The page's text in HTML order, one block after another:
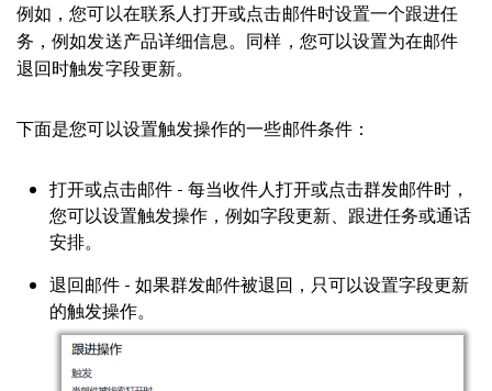
例如，您可以在联系人打开或点击邮件时设置一个跟进任
务，例如发送产品详细信息。同样，您可以设置为在邮件
退回时触发字段更新。
下面是您可以设置触发操作的一些邮件条件：
打开或点击邮件 - 每当收件人打开或点击群发邮件时，
您可以设置触发操作，例如字段更新、跟进任务或通话
安排。
退回邮件 - 如果群发邮件被退回，只可以设置字段更新
的触发操作。